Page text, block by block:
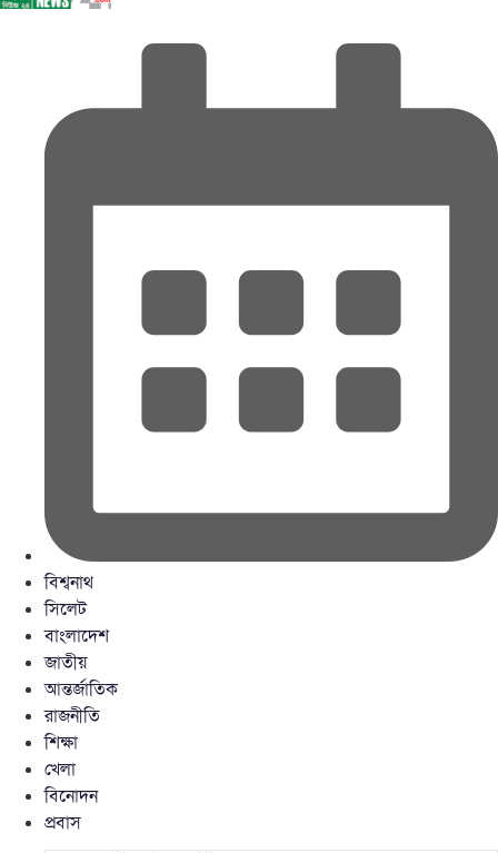
বিশ্বনাথ
সিলেট
বাংলাদেশ
জাতীয়
আন্তর্জাতিক
রাজনীতি
শিক্ষা
খেলা
বিনোদন
প্রবাস